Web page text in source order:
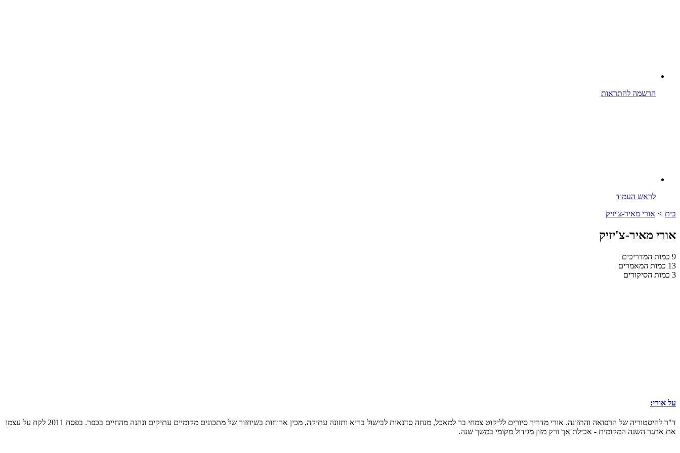
הרשמה להתראות
לראש העמוד
בית > אורי מאיר-צ'יזיק
אורי מאיר-צ'יזיק
9 כמות המדריכים
13 כמות המאמרים
3 כמות הסיקורים
על אורי:
ד"ר להיסטוריה של הרפואה והתזונה. אורי מדריך סיורים לליקוט צמחי בר למאכל, מנחה סדנאות לבישול בריא ותזונה עתיקה, מכין ארוחות בשיחזור של מתכונים מקומיים עתיקים ונהנה מהחיים בכפר. בפסח 2011 לקח על עצמו
את אתגר השנה המקומית - אכילת אך ורק מזון מגידול מקומי במשך שנה.